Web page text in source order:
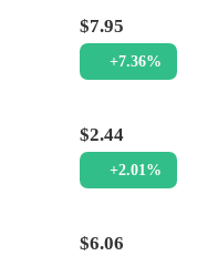
$7.95
+7.36%
$2.44
+2.01%
$6.06